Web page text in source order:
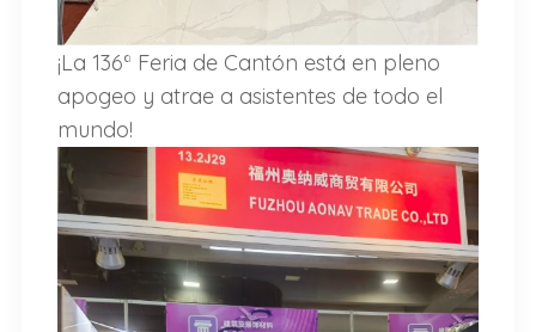
¡La 136ª Feria de Cantón está en pleno
apogeo y atrae a asistentes de todo el
mundo!